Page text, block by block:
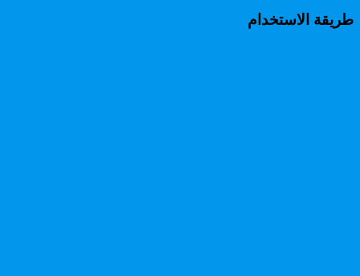
طريقة الاستخدام